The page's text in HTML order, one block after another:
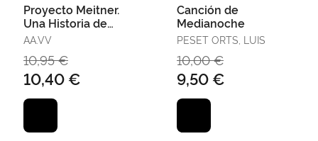
Proyecto Meitner.
Una Historia de
Ciencia y Traición
AA.VV
10,95 €
10,40 €
Canción de
Medianoche
PESET ORTS, LUIS
10,00 €
9,50 €